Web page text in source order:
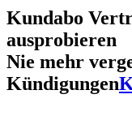
Kundabo
ausprobieren
Nie mehr
Kündigungen